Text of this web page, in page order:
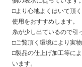
□より心地よくはいて頂
使用をおすすめします。
糸が少し出ているので引
□ご覧頂く環境により実
□製品の仕上げ加工等に
います。